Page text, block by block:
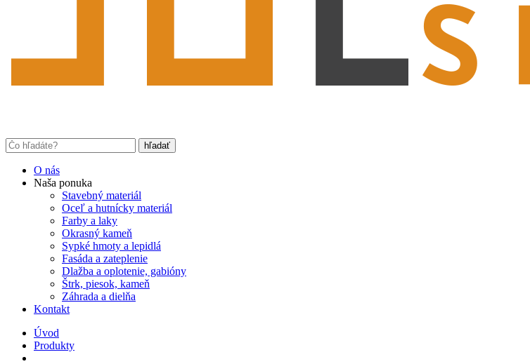
O nás
Naša ponuka
Stavebný materiál
Oceľ a hutnícky materiál
Farby a laky
Okrasný kameň
Sypké hmoty a lepidlá
Fasáda a zateplenie
Dlažba a oplotenie, gabióny
Štrk, piesok, kameň
Záhrada a dielňa
Kontakt
Úvod
Produkty